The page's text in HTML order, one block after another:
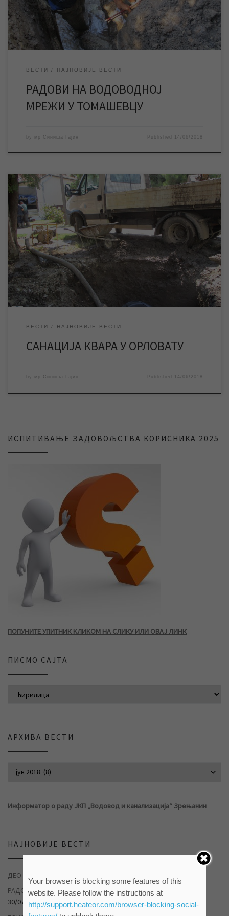
канализација“ су нешто после 12 часова започеле радове на
санацији квара […]
ВЕСТИ НАЈНОВИЈЕ ВЕСТИ
РАДОВИ НА ВОДОВОДНОЈ
МРЕЖИ У ТОМАШЕВЦУ
by мр Синиша Гајин Published 14/06/2018
Екипе ЈКП „Водовод и канализација“ раде на санацију квара у
Орловату, због чега је у овом насељеном месту тренутно
прекинуто водоснабдевање. Екипе ЈКП „Водовод и
канализација“ Зрењанин од јутрос раде на санацији квара на
водоводној мрежи у Орловату, а због потреба извођења
поменутих радова тренутно је у прекиду водоснабдевање у
[…]
ВЕСТИ НАЈНОВИЈЕ ВЕСТИ
САНАЦИЈА КВАРА У ОРЛОВАТУ
by мр Синиша Гајин Published 14/06/2018
ИСПИТИВАЊЕ ЗАДОВОЉСТВА КОРИСНИКА 2025
ПОПУНИТЕ УПИТНИК КЛИКОМ НА СЛИКУ ИЛИ ОВАЈ ЛИНК
ПИСМО САЈТА
АРХИВА ВЕСТИ
Информатор о раду ЈКП „Водовод и канализација“ Зрењанин
НАЈНОВИЈЕ ВЕСТИ
ДЕО НАСЕЉА ДУВАНИКА БЕЗ ВОДЕ
РАДОВИ НА САНАЦИЈИ ХАВАРИЈЕ У САВЕЗНИЧКОЈ УЛИЦИ
30/07/2026
Your browser is blocking some features of this
website. Please follow the instructions at
http://support.heateor.com/browser-blocking-social-